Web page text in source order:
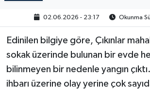
02.06.2026 - 23:17 Okunma
Edinilen bilgiye göre, Çıkınlar
sokak üzerinde bulunan bir evde
bilinmeyen bir nedenle yangın
ihbarı üzerine olay yerine çok